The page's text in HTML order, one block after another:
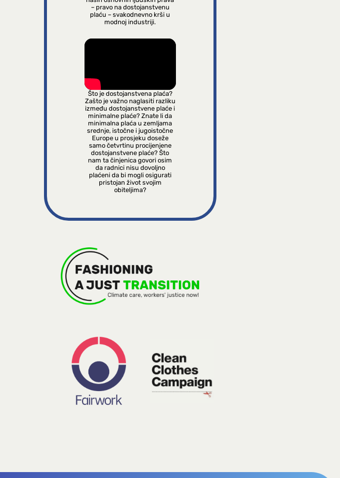
– pravo na dostojanstvenu
plaću – svakodnevno krši u
modnoj industriji.
Što je dostojanstvena plaća?
Zašto je važno naglasiti razliku
između dostojanstvene plaće i
minimalne plaće? Znate li da
minimalna plaća u zemljama
srednje, istočne i jugoistočne
Europe u prosjeku doseže
samo četvrtinu procijenjene
dostojanstvene plaće? Što
nam ta činjenica govori osim
da radnici nisu dovoljno
plaćeni da bi mogli osigurati
pristojan život svojim
obiteljima?